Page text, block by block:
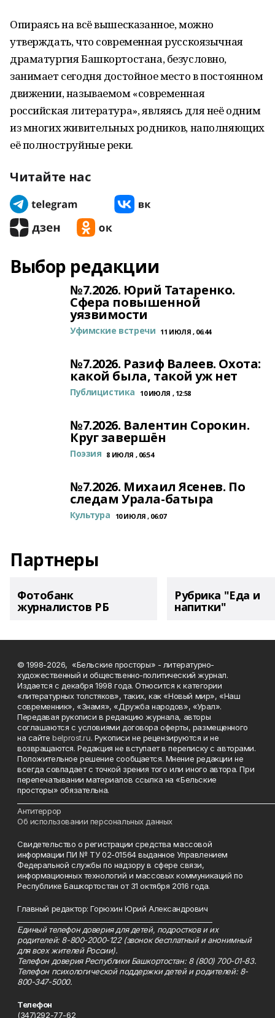
Опираясь на всё вышесказанное, можно
утверждать, что современная русскоязычная
драматургия Башкортостана, безусловно,
занимает сегодня достойное место в постоянном
движении, называемом «современная
российская литература», являясь для неё одним
из многих живительных родников, наполняющих
её полноструйные реки.
Читайте нас
Выбор редакции
№7.2026. Юрий Татаренко.
Сфера повышенной
уязвимости
Уфимские встречи 11 ИЮЛЯ , 06:44
№7.2026. Разиф Валеев. Охота:
какой была, такой уж нет
Публицистика 10 ИЮЛЯ , 12:58
№7.2026. Валентин Сорокин.
Круг завершён
Поэзия 8 ИЮЛЯ , 06:54
№7.2026. Михаил Ясенев. По
следам Урала-батыра
Культура 10 ИЮЛЯ , 06:07
Партнеры
Фотобанк
журналистов РБ
Рубрика "Еда и
напитки"
© 1998-2026, «Бельские просторы» - литературно-
художественный и общественно-политический журнал.
Издается с декабря 1998 года. Относится к категории
«литературных толстяков», таких, как «Новый мир», «Наш
современник», «Знамя», «Дружба народов», «Урал».
Передавая рукописи в редакцию журнала, авторы
соглашаются с условиями договора оферты, размещенного
на сайтеbelprost.ru. Рукописи не рецензируются и не
возвращаются. Редакция не вступает в переписку с авторами.
Положительное решение сообщается. Мнение редакции не
всегда совпадает с точкой зрения того или иного автора. При
перепечатывании материалов ссылка на «Бельские
просторы» обязательна.
Антитеррор
Об использовании персональных данных
Свидетельство о регистрации средства массовой
информации ПИ № ТУ 02-01564 выданное Управлением
Федеральной службы по надзору в сфере связи,
информационных технологий и массовых коммуникаций по
Республике Башкортостан от 31 октября 2016 года.
Главный редактор: Горюхин Юрий Александрович
Единый телефон доверия для детей, подростков и их
родителей: 8-800-2000-122 (звонок бесплатный и анонимный
для всех жителей России).
Телефон доверия Республики Башкортостан: 8 (800) 700-01-83.
Телефон психологической поддержки детей и родителей: 8-
800-347-5000.
Телефон
(347)292-77-62